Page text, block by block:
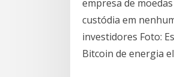
empresa de
custódia em
investidores Foto:
Bitcoin de energia